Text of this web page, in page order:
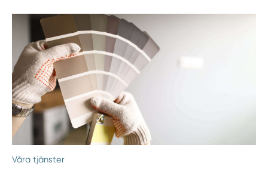
Våra tjänster